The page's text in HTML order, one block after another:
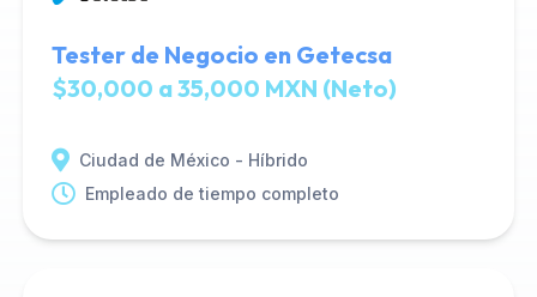
Tester de Negocio en Getecsa
$30,000 a 35,000 MXN (Neto)
Ciudad de México - Híbrido
Empleado de tiempo completo